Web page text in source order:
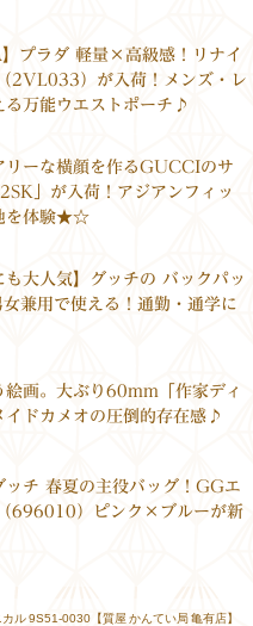
】プラダ 軽量×高級感！リナイ
2VL033）が入荷！メンズ・レ
る万能ウエストポーチ♪
リーな横顔を作るGUCCIのサ
」が入荷！アジアンフィッ
を体験★☆
も大人気】グッチの バックパッ
兼用で使える！通勤・通学に
絵画。大ぶり60mm「作家ディ
イドカメオの圧倒的存在感♪
ッチ 春夏の主役バッグ！GGエ
696010）ピンク×ブルーが新
ル 9S51-0030【質屋 かんてい局 亀有店】